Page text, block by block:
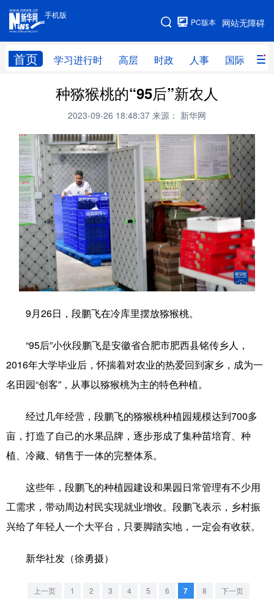
手机版
网站无障碍
PC版本
首页 学习进行时 高层 时政 人事 国际 财
手机版
网站地图
学习进行时 高层 时政
财经 网评
台湾 思客智库 全球连线 教育
科技 科创 量子 体育
文化 书画 健康 军事
访谈 视频 图片 政务
法律 中央文件 金融 汽车
食品 人居 信息化 数字经济
彩票 娱乐 时尚 悦读
地方频道
辽宁 吉林 上海 江苏
浙江 安徽 福建 江西
山东 河南
种猕猴桃的“95后”新农人
2023-09-26 18:48:37 来源： 新华网
9月26日，段鹏飞在冷库里摆放猕猴桃。
“95后”小伙段鹏飞是安徽省合肥市肥西县铭传乡人，
2016年大学毕业后，怀揣着对农业的热爱回到家乡，成为一
名田园“创客”，从事以猕猴桃为主的特色种植。
经过几年经营，段鹏飞的猕猴桃种植园规模达到700多
亩，打造了自己的水果品牌，逐步形成了集种苗培育、种
植、冷藏、销售于一体的完整体系。
这些年，段鹏飞的种植园建设和果园日常管理有不少用
工需求，带动周边村民实现就业增收。段鹏飞表示，乡村振
兴给了年轻人一个大平台，只要脚踏实地，一定会有收获。
新华社发（徐勇摄）
上一页 1 2 3 4 5 6 7 8 下一页